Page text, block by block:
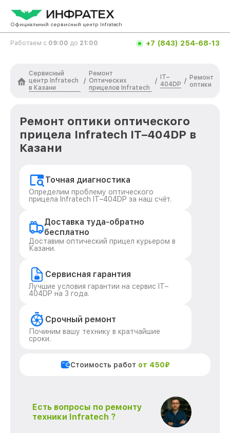
Официальный сервисный центр Infratech
Работаем с 09:00 до 21:00 +7 (843) 254-68-13
Сервисный
центр Infratech
в Казани
/
Ремонт
Оптических
прицелов Infratech
/
IT–
404DP / Ремонт
оптики
Ремонт оптики оптического
прицела Infratech IT–404DP в
Казани
Точная диагностика
Определим проблему оптического
прицела Infratech IT–404DP за наш счёт.
Доставка туда-обратно
бесплатно
Доставим оптический прицел курьером в
Казани.
Сервисная гарантия
Лучшие условия гарантии на сервис IT–
404DP на 3 года.
Срочный ремонт
Починим вашу технику в кратчайшие
сроки.
Стоимость работ от 450₽
Есть вопросы по ремонту
техники Infratech ?